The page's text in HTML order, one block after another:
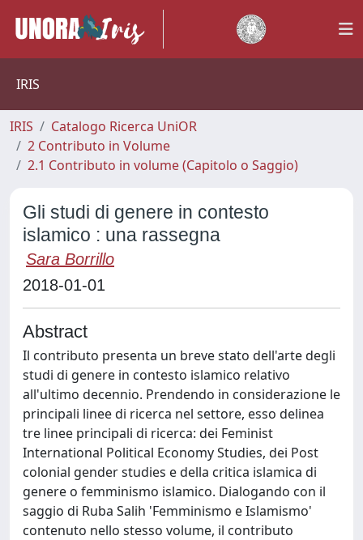
IRIS
IRIS
Catalogo Ricerca UniOR
2 Contributo in Volume
2.1 Contributo in volume (Capitolo o Saggio)
Gli studi di genere in contesto
islamico : una rassegna
Sara Borrillo
2018-01-01
Abstract
Il contributo presenta un breve stato dell'arte degli
studi di genere in contesto islamico relativo
all'ultimo decennio. Prendendo in considerazione le
principali linee di ricerca nel settore, esso delinea
tre linee principali di ricerca: dei Feminist
International Political Economy Studies, dei Post
colonial gender studies e della critica islamica di
genere o femminismo islamico. Dialogando con il
saggio di Ruba Salih 'Femminismo e Islamismo'
contenuto nello stesso volume, il contributo